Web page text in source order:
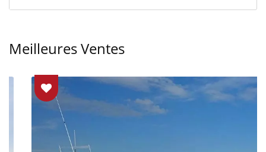
Meilleures Ventes